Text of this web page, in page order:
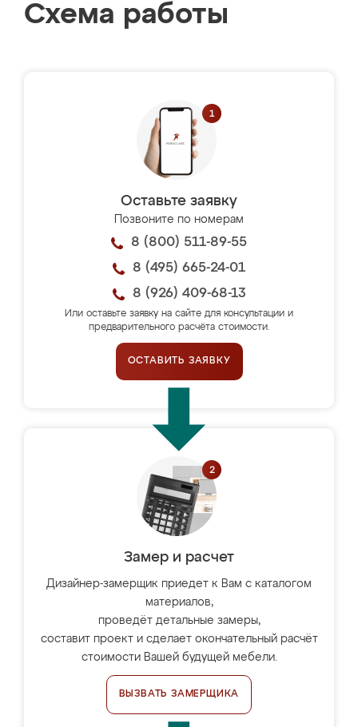
Схема работы
Оставьте заявку
Позвоните по номерам
8 (800) 511-89-55
8 (495) 665-24-01
8 (926) 409-68-13
Или оставьте заявку на сайте для консультации и
предварительного расчёта стоимости.
ОСТАВИТЬ ЗАЯВКУ
Замер и расчет
Дизайнер-замерщик приедет к Вам с каталогом
материалов,
проведёт детальные замеры,
составит проект и сделает окончательный расчёт
стоимости Вашей будущей мебели.
ВЫЗВАТЬ ЗАМЕРЩИКА